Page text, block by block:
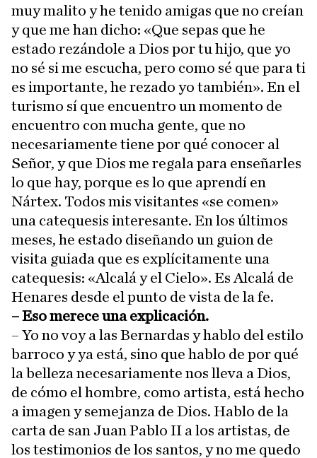
muy malito y he tenido amigas que no creían
y que me han dicho: «Que sepas que he
estado rezándole a Dios por tu hijo, que yo
no sé si me escucha, pero como sé que para ti
es importante, he rezado yo también». En el
turismo sí que encuentro un momento de
encuentro con mucha gente, que no
necesariamente tiene por qué conocer al
Señor, y que Dios me regala para enseñarles
lo que hay, porque es lo que aprendí en
Nártex. Todos mis visitantes «se comen»
una catequesis interesante. En los últimos
meses, he estado diseñando un guion de
visita guiada que es explícitamente una
catequesis: «Alcalá y el Cielo». Es Alcalá de
Henares desde el punto de vista de la fe.
– Eso merece una explicación.
– Yo no voy a las Bernardas y hablo del estilo
barroco y ya está, sino que hablo de por qué
la belleza necesariamente nos lleva a Dios,
de cómo el hombre, como artista, está hecho
a imagen y semejanza de Dios. Hablo de la
carta de san Juan Pablo II a los artistas, de
los testimonios de los santos, y no me quedo